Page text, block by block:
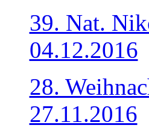
39. Nat.
04.12.2016
28.
27.11.2016